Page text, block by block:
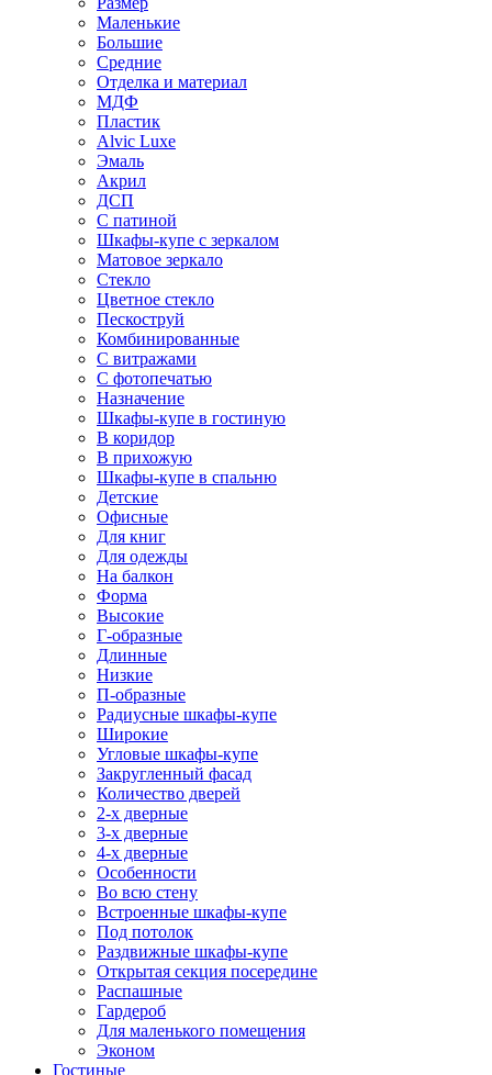
Маленькие
Большие
Средние
Отделка и материал
МДФ
Пластик
Alvic Luxe
Эмаль
Акрил
ДСП
С патиной
Шкафы-купе с зеркалом
Матовое зеркало
Стекло
Цветное стекло
Пескоструй
Комбинированные
С витражами
С фотопечатью
Назначение
Шкафы-купе в гостиную
В коридор
В прихожую
Шкафы-купе в спальню
Детские
Офисные
Для книг
Для одежды
На балкон
Форма
Высокие
Г-образные
Длинные
Низкие
П-образные
Радиусные шкафы-купе
Широкие
Угловые шкафы-купе
Закругленный фасад
Количество дверей
2-х дверные
3-х дверные
4-х дверные
Особенности
Во всю стену
Встроенные шкафы-купе
Под потолок
Раздвижные шкафы-купе
Открытая секция посередине
Распашные
Гардероб
Для маленького помещения
Эконом
Гостиные